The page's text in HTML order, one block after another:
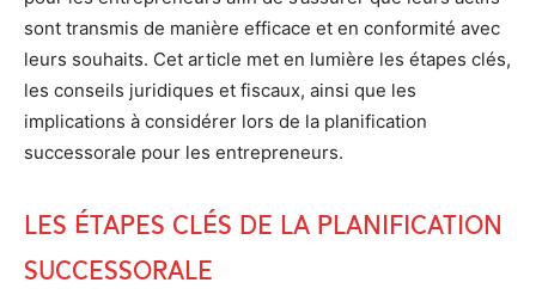
sont transmis de manière efficace et en conformité avec
leurs souhaits. Cet article met en lumière les étapes clés,
les conseils juridiques et fiscaux, ainsi que les
implications à considérer lors de la planification
successorale pour les entrepreneurs.
Les étapes clés de la planification
successorale